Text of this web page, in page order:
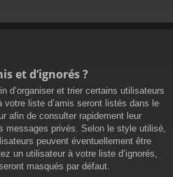
et d’ignorés ?
d’organiser et trier certains utilisateurs
liste d’amis seront listés dans le
afin de consulter rapidement leur
messages privés. Selon le style utilisé,
peuvent éventuellement être
un utilisateur à votre liste d’ignorés,
masqués par défaut.